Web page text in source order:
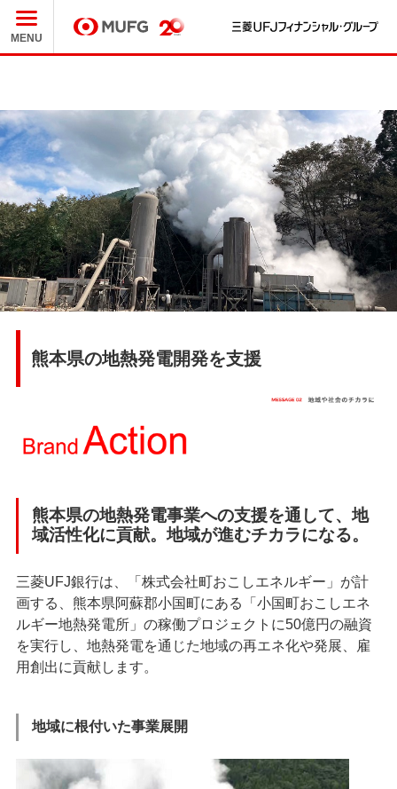
MUFG
MENU
熊本県の地熱発電開発を支援
熊本県の地熱発電事業への支援を通して、地
域活性化に貢献。地域が進むチカラになる。
三菱UFJ銀行は、「株式会社町おこしエネルギー」が計
画する、熊本県阿蘇郡小国町にある「小国町おこしエネ
ルギー地熱発電所」の稼働プロジェクトに50億円の融資
を実行し、地熱発電を通じた地域の再エネ化や発展、雇
用創出に貢献します。
地域に根付いた事業展開